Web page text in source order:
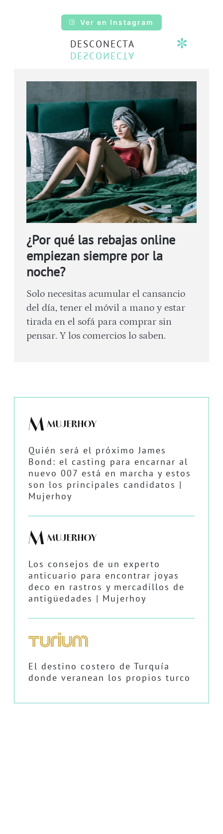
Ver en Instagram
DESCONECTA
¿Por qué las rebajas online
empiezan siempre por la
noche?
Solo necesitas acumular el cansancio
del día, tener el móvil a mano y estar
tirada en el sofá para comprar sin
pensar. Y los comercios lo saben.
Quién será el próximo James
Bond: el casting para encarnar al
nuevo 007 está en marcha y estos
son los principales candidatos |
Mujerhoy
Los consejos de un experto
anticuario para encontrar joyas
deco en rastros y mercadillos de
antigüedades | Mujerhoy
El destino costero de Turquía
donde veranean los propios turco